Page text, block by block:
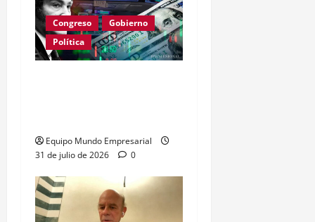
Congreso
Gobierno
Política
Equipo Mundo Empresarial
31 de julio de 2026
0